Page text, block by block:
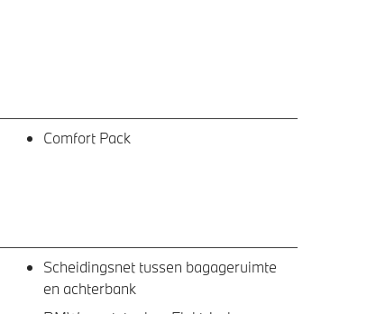
Comfort Pack
Scheidingsnet tussen bagageruimte
en achterbank